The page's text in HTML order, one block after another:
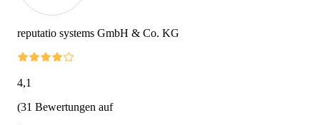
reputatio systems GmbH & Co. KG
4,1
(31 Bewertungen auf